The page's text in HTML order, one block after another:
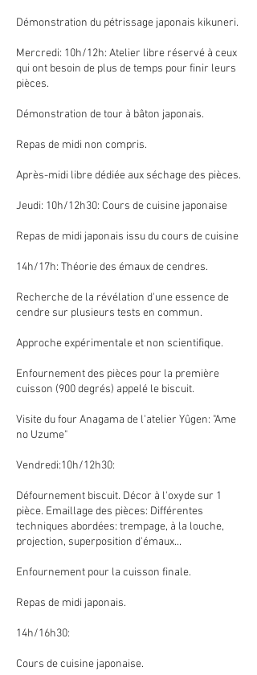
Démonstration du pétrissage japonais kikuneri.
Mercredi: 10h/12h: Atelier libre réservé à ceux
qui ont besoin de plus de temps pour finir leurs
pièces.
Démonstration de tour à bâton japonais.
Repas de midi non compris.
Après-midi libre dédiée aux séchage des pièces.
Jeudi: 10h/12h30: Cours de cuisine japonaise
Repas de midi japonais issu du cours de cuisine
14h/17h: Théorie des émaux de cendres.
Recherche de la révélation d'une essence de
cendre sur plusieurs tests en commun.
Approche expérimentale et non scientifique.
Enfournement des pièces pour la première
cuisson (900 degrés) appelé le biscuit.
Visite du four Anagama de l'atelier Yûgen: "Ame
no Uzume"
Vendredi:10h/12h30:
Défournement biscuit. Décor à l'oxyde sur 1
pièce. Emaillage des pièces: Différentes
techniques abordées: trempage, à la louche,
projection, superposition d'émaux...
Enfournement pour la cuisson finale.
Repas de midi japonais.
14h/16h30:
Cours de cuisine japonaise.